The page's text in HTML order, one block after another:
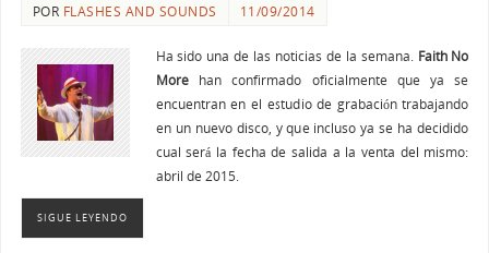
POR FLASHES AND SOUNDS 11/09/2014
Ha sido una de las noticias de la semana. Faith No
Morehan confirmado oficialmente que ya se
encuentran en el estudio de grabación trabajando
en un nuevo disco, y que incluso ya se ha decidido
cual será la fecha de salida a la venta del mismo:
abril de 2015.
SIGUE LEYENDO